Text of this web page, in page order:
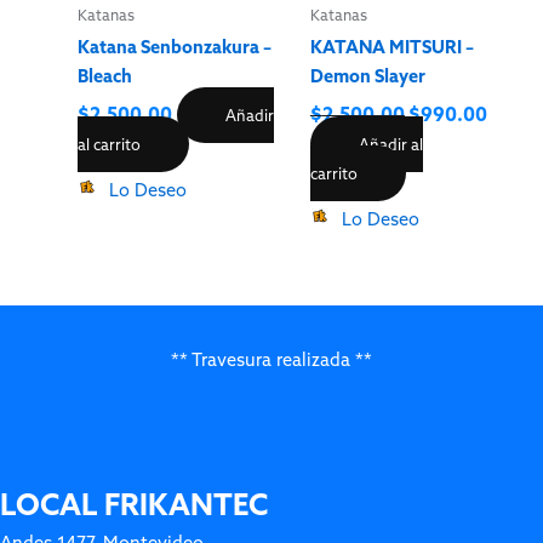
Katanas
Katana Senbonzakura –
Bleach
$2,500.00
Añadir
al carrito
Lo Deseo
Katanas
KATANA MITSURI –
Demon Slayer
$2,500.00$990.00
Añadir al
carrito
Lo Deseo
** Travesura realizada **
LOCAL FRIKANTEC